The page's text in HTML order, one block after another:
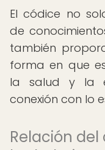
El códice no
de
también
forma en que
la salud y la
conexión con lo
Relación